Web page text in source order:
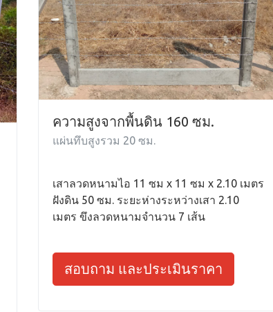
ความสูงจากพื้นดิน 160 ซม.
แผ่นทึบสูงรวม 20 ซม.
เสาลวดหนามไอ 11 ซม x 11 ซม x 2.10 เมตร
ฝังดิน 50 ซม. ระยะห่างระหว่างเสา 2.10
เมตร ขึงลวดหนามจำนวน 7 เส้น
สอบถาม และประเมินราคา